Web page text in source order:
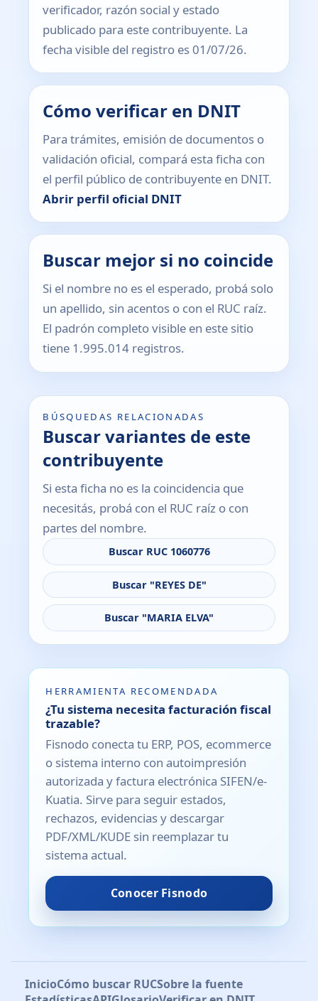
verificador, razón social y estado
publicado para este contribuyente. La
fecha visible del registro es 01/07/26.
Cómo verificar en DNIT
Para trámites, emisión de documentos o
validación oficial, compará esta ficha con
el perfil público de contribuyente en DNIT.
Abrir perfil oficial DNIT
Buscar mejor si no coincide
Si el nombre no es el esperado, probá solo
un apellido, sin acentos o con el RUC raíz.
El padrón completo visible en este sitio
tiene 1.995.014 registros.
BÚSQUEDAS RELACIONADAS
Buscar variantes de este
contribuyente
Si esta ficha no es la coincidencia que
necesitás, probá con el RUC raíz o con
partes del nombre.
Buscar RUC 1060776
Buscar "REYES DE"
Buscar "MARIA ELVA"
HERRAMIENTA RECOMENDADA
¿Tu sistema necesita facturación fiscal
trazable?
Fisnodo conecta tu ERP, POS, ecommerce
o sistema interno con autoimpresión
autorizada y factura electrónica SIFEN/e-
Kuatia. Sirve para seguir estados,
rechazos, evidencias y descargar
PDF/XML/KUDE sin reemplazar tu
sistema actual.
Conocer Fisnodo
InicioCómo buscar RUCSobre la fuente